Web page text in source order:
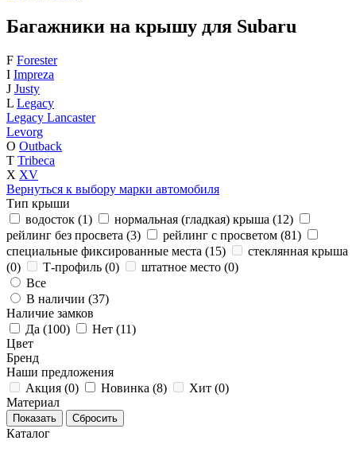
Багажники на крышу для Subaru
F Forester
I Impreza
J Justy
L Legacy
Legacy Lancaster
Levorg
O Outback
T Tribeca
X XV
Вернуться к выбору марки автомобиля
Тип крыши
водосток (1) нормальная (гладкая) крыша (12)
рейлинг без просвета (3) рейлинг с просветом (81)
специальные фиксированные места (15)
стеклянная крыша
(0) Т-профиль (0) штатное место (0)
Все
В наличии (37)
Наличие замков
Да (100) Нет (11)
Цвет
Бренд
Наши предложения
Акция (0) Новинка (8) Хит (0)
Материал
Каталог